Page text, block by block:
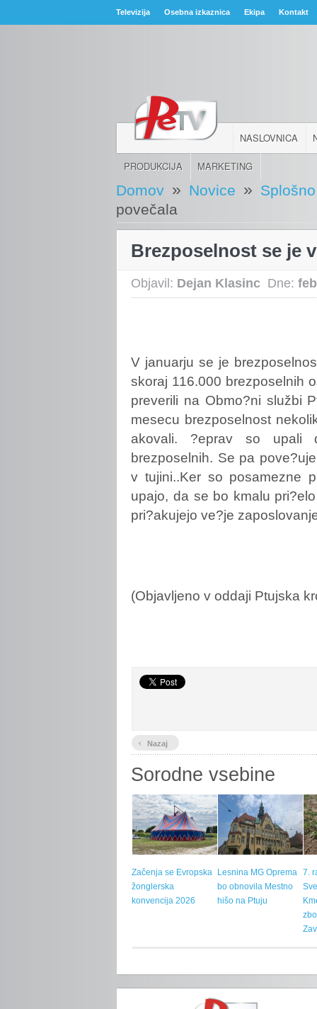
Televizija Osebna izkaznica Ekipa Kontakt
NASLOVNICA
PRODUKCIJA MARKETING
Domov » Novice » Splošno
povečala
Brezposelnost se je
Objavil: Dejan Klasinc Dne:
V januarju se je
skoraj 116.000 brezposelnih
preverili na Obmo?ni službi
mesecu brezposelnost
akovali. ?eprav so upali
brezposelnih. Se pa
v tujini..Ker so posamezne
upajo, da se bo kmalu
pri?akujejo ve?je
(Objavljeno v oddaji Ptujska
‹ Nazaj
Sorodne vsebine
Začenja se Evropska
žonglerska
konvencija 2026
Lesnina MG Oprema
bo obnovila Mestno
hišo na Ptuju
7.